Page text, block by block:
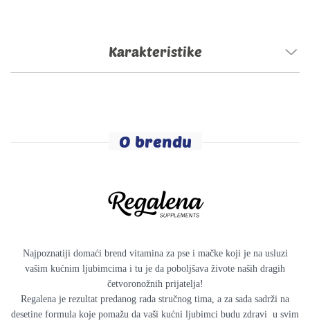
Karakteristike
O brendu
Najpoznatiji domaći brend vitamina za pse i mačke koji je na usluzi
vašim kućnim ljubimcima i tu je da poboljšava živote naših dragih
četvoronožnih prijatelja!
Regalena je rezultat predanog rada stručnog tima, a za sada sadrži na
desetine formula koje pomažu da vaši kućni ljubimci budu zdravi u svim